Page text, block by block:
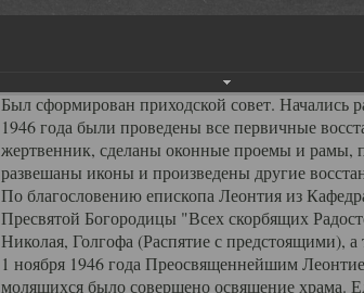
Первым, после обновления храма,
переведен на место настоятеля храма Всех
кафедрального собора. Отец Серафим
пользовался любовью и уважением прихожан.
Был сформирован приходской совет. Начались
1946 года были проведены все первичные
жертвенник, сделаны оконные проемы и рамы,
развешаны иконы и произведены другие
По благословению епископа Леонтия из
Пресвятой Богородицы "Всех скорбящих
Николая, Голгофа (Распятие с предстоящими),
1 ноября 1946 года Преосвященнейшим
молящихся было совершено освящение храма.